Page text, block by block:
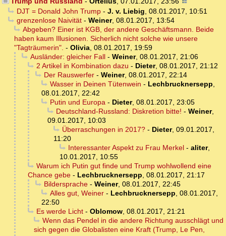
DJT = Donald John Trump- J. v. Liebig, 08.01.2017, 10:51
grenzenlose Naivität- Weiner, 08.01.2017, 13:54
Abgeben? Einer ist KGB, der andere Geschäftsmann. Beide
haben kaum Illusionen. Sicherlich nicht solche wie unsere
"Tagträumerin". - Olivia, 08.01.2017, 19:59
Ausländer: gleicher Fall- Weiner, 08.01.2017, 21:06
2 Artikel in Kombination dazu - Dieter, 08.01.2017, 21:12
Der Rauswerfer- Weiner, 08.01.2017, 22:14
Wasser in Deinen Tütenwein - Lechbrucknersepp,
08.01.2017, 22:42
Putin und Europa- Dieter, 08.01.2017, 23:05
Deutschland-Russland: Diskretion bitte! - Weiner,
09.01.2017, 10:03
Überraschungen in 2017?- Dieter, 09.01.2017,
11:20
Interessanter Aspekt zu Frau Merkel- aliter,
10.01.2017, 10:55
Warum ich Putin gut finde und Trump wohlwollend eine
Chance gebe - Lechbrucknersepp, 08.01.2017, 21:17
Bildersprache- Weiner, 08.01.2017, 22:45
Alles gut, Weiner- Lechbrucknersepp, 08.01.2017,
22:50
Es werde Licht- Oblomow, 08.01.2017, 21:21
Wenn das Pendel in die andere Richtung ausschlägt und
sich gegen die Globalisten eine Kraft (Trump, Le Pen,